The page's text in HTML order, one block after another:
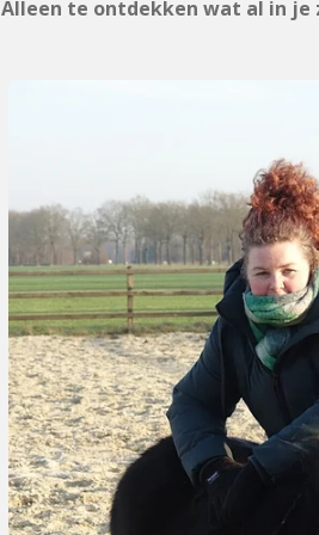
Alleen te ontdekken wat al in je